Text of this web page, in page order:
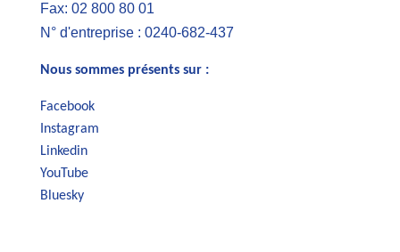
Fax: 02 800 80 01
N° d'entreprise : 0240-682-437
Nous sommes présents sur :
Facebook
Instagram
Linkedin
YouTube
Bluesky